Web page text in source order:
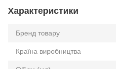
Характеристики
Бренд товару
Країна виробництва